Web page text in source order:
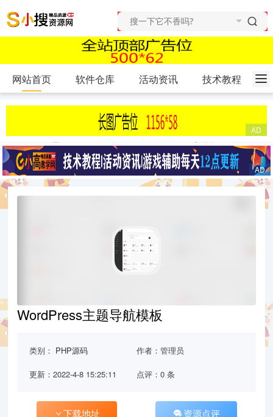
网站首页 软件仓库 活动资讯 技术教程
WordPress主题导航模板
类别： PHP源码 作者：管理员
更新：2022-4-8 15:25:11 点评：0 条
下载地址 资源点评